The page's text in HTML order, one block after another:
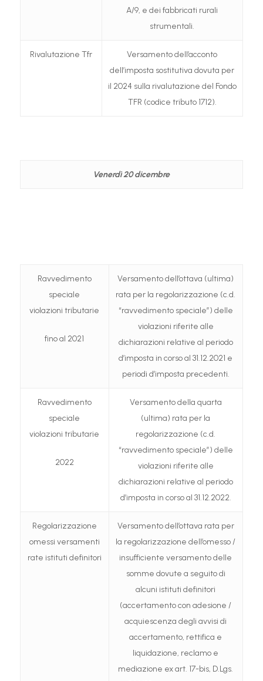
A/9, e dei fabbricati rurali
strumentali.
Rivalutazione Tfr
Versamento dell’acconto
dell’imposta sostitutiva dovuta per
il 2024 sulla rivalutazione del Fondo
TFR (codice tributo 1712).
Venerdì 20 dicembre
Ravvedimento
speciale
violazioni tributarie
fino al 2021
Versamento dell’ottava (ultima)
rata per la regolarizzazione (c.d.
“ravvedimento speciale”) delle
violazioni riferite alle
dichiarazioni relative al periodo
d’imposta in corso al 31.12.2021 e
periodi d’imposta precedenti.
Ravvedimento
speciale
violazioni tributarie
2022
Versamento della quarta
(ultima) rata per la
regolarizzazione (c.d.
“ravvedimento speciale”) delle
violazioni riferite alle
dichiarazioni relative al periodo
d’imposta in corso al 31.12.2022.
Regolarizzazione
omessi versamenti
rate istituti definitori
Versamento dell’ottava rata per
la regolarizzazione dell’omesso /
insufficiente versamento delle
somme dovute a seguito di
alcuni istituti definitori
(accertamento con adesione /
acquiescenza degli avvisi di
accertamento, rettifica e
liquidazione, reclamo e
mediazione ex art. 17-bis, D.Lgs.